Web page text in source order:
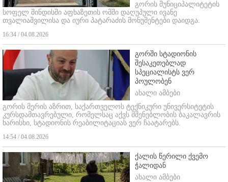
გორის მუნიციპალიტეტის
სოფელ შინდისში აფხაზეთის ომში დაღუპული ივანე
თვალიაშვილისა და იური პატარაძის მონუმენტები დაიდგა.
16:34 / 04.08.2026
გორში სტადიონის
შესაკეთებლად
სპეციალისტს ვერ
პოულობენ
ახალი ამბები
გორის მერის აზრით, საქართველოს ტექნიკური უნივერსიტეტის
კურსდამთავრებული, რომელსაც აქვს მშენებლობის ბაკალავრის
ხარისხი, სტადიონის რეაბილიტაციას ვერ ჩაატარებს.
14:54 / 04.08.2026
ქალის წერილი ქვემო
ჭალიდან
ახალი ამბები